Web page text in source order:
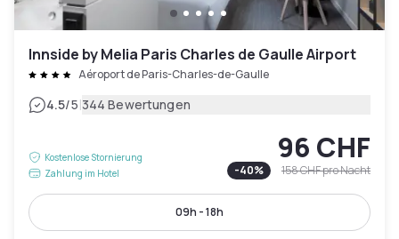
Innside by Melia Paris Charles de Gaulle Airport
Aéroport de Paris-Charles-de-Gaulle
4.5/5|344 Bewertungen
Kostenlose Stornierung
Zahlung im Hotel
96 CHF
-40% 158 CHFpro Nacht
09h - 18h